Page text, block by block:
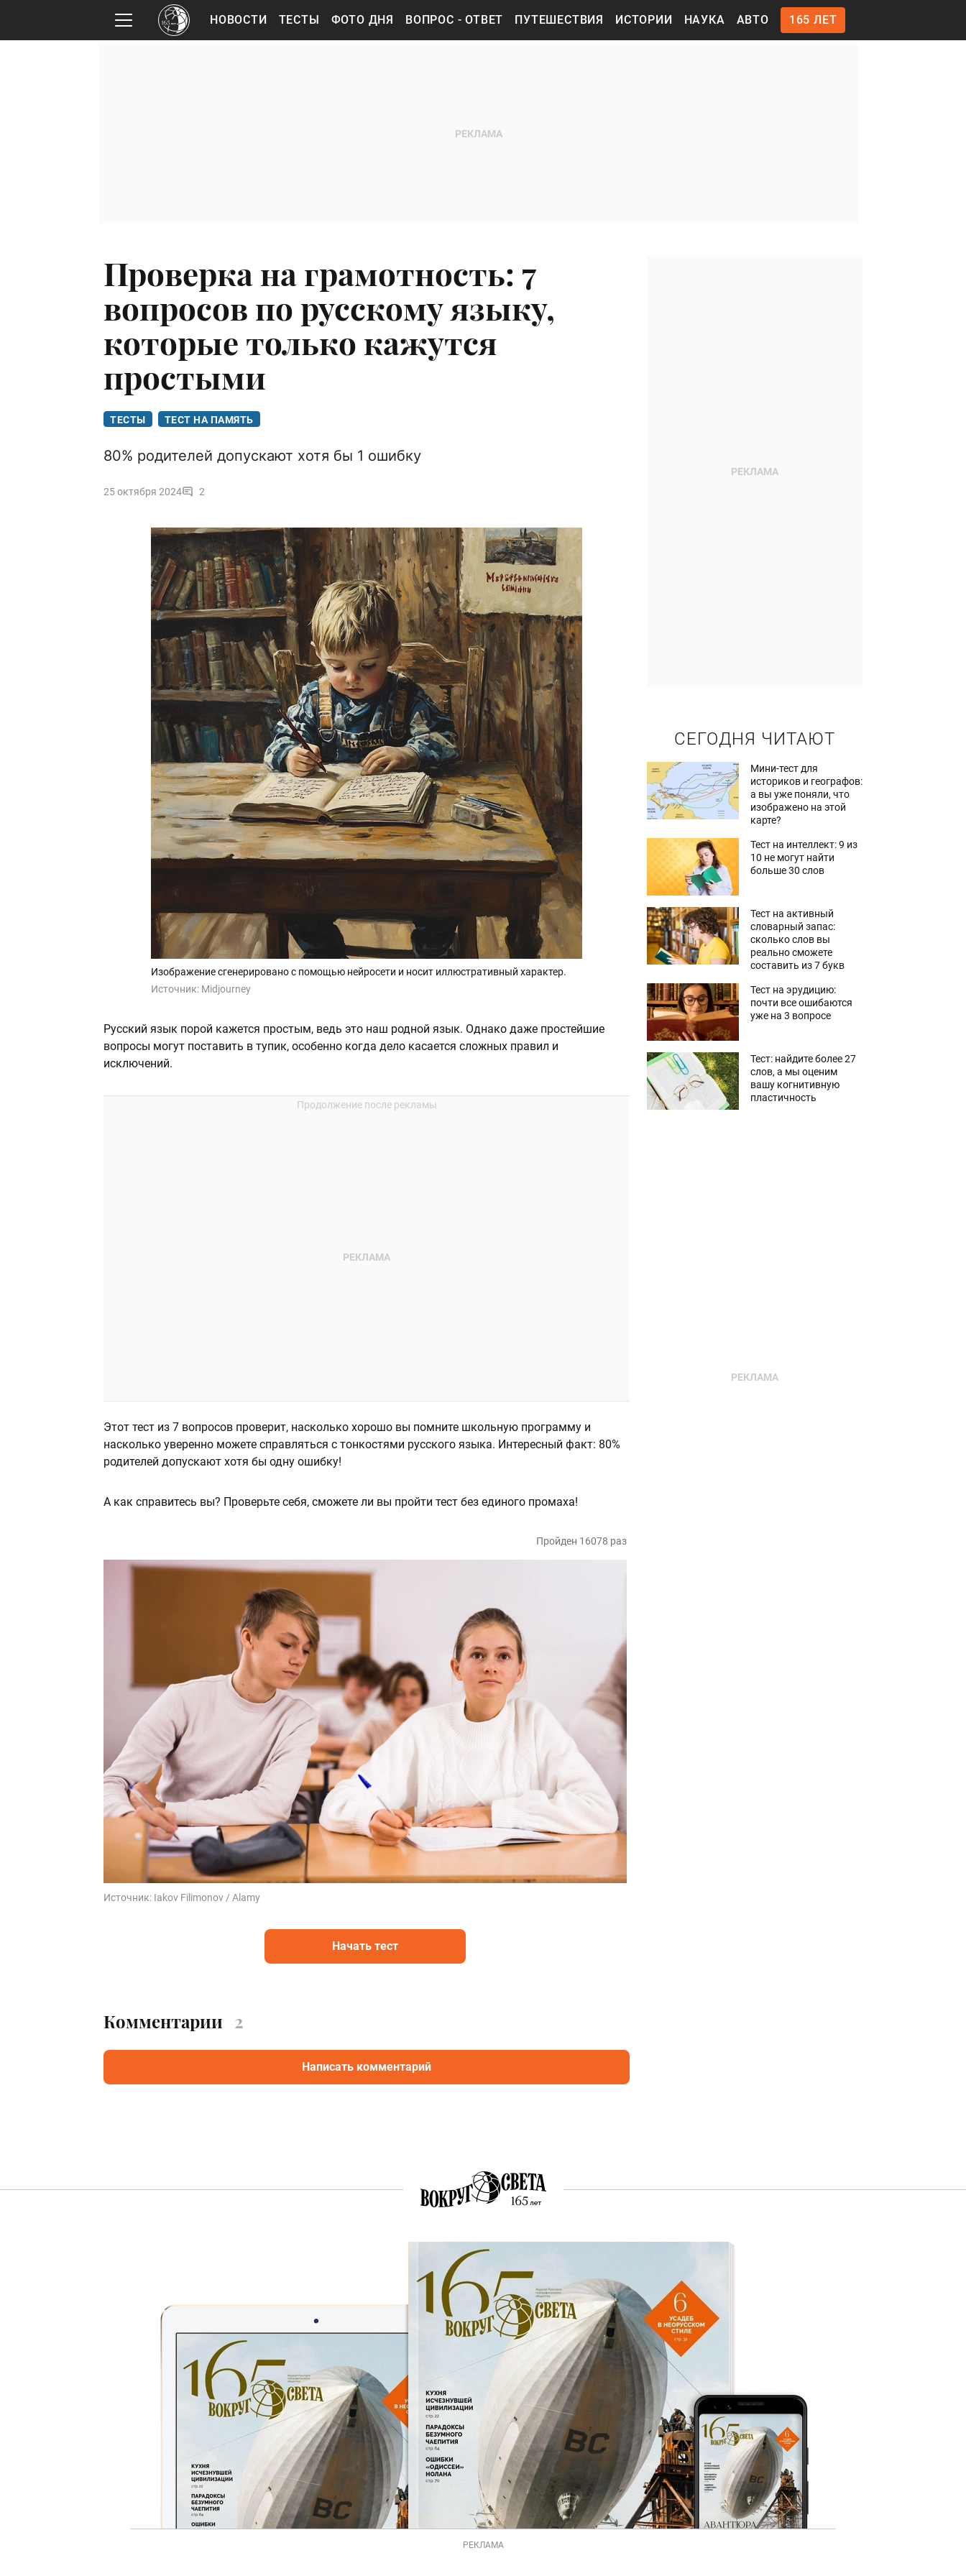
НОВОСТИ ТЕСТЫ ФОТО ДНЯ ВОПРОС - ОТВЕТ ПУТЕШЕСТВИЯ ИСТОРИИ НАУКА АВТО 165 ЛЕТ
Проверка на грамотность: 7
вопросов по русскому языку,
которые только кажутся
простыми
ТЕСТЫ ТЕСТ НА ПАМЯТЬ
80% родителей допускают хотя бы 1 ошибку
25 октября 2024 2
Изображение сгенерировано с помощью нейросети и носит иллюстративный характер.
Источник: Midjourney
Русский язык порой кажется простым, ведь это наш родной язык. Однако даже простейшие
вопросы могут поставить в тупик, особенно когда дело касается сложных правил и
исключений.
Этот тест из 7 вопросов проверит, насколько хорошо вы помните школьную программу и
насколько уверенно можете справляться с тонкостями русского языка. Интересный факт: 80%
родителей допускают хотя бы одну ошибку!
А как справитесь вы? Проверьте себя, сможете ли вы пройти тест без единого промаха!
Пройден 16078 раз
Источник: Iakov Filimonov / Alamy
Начать тест
СЕГОДНЯ ЧИТАЮТ
Мини-тест для
историков и географов:
а вы уже поняли, что
изображено на этой
карте?
Тест на интеллект: 9 из
10 не могут найти
больше 30 слов
Тест на активный
словарный запас:
сколько слов вы
реально сможете
составить из 7 букв
Тест на эрудицию:
почти все ошибаются
уже на 3 вопросе
Тест: найдите более 27
слов, а мы оценим
вашу когнитивную
пластичность
Комментарии 2
Написать комментарий
РЕКЛАМА